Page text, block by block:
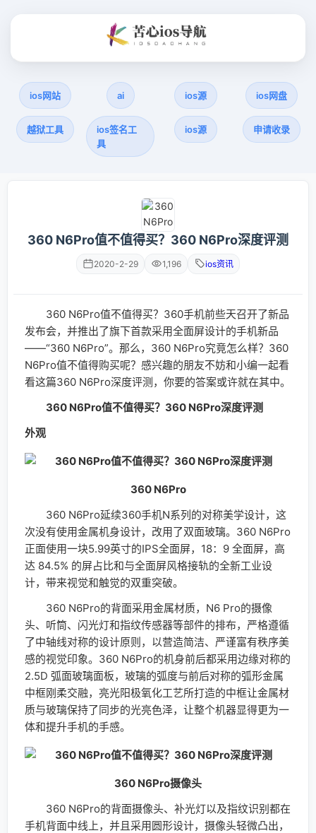
ios网站 ai ios源 ios网盘
越狱工具
ios签名工
具
ios源 申请收录
360 N6Pro值不值得买？360 N6Pro深度评测
2020-2-29 1,196 ios资讯
360 N6Pro值不值得买？360手机前些天召开了新品
发布会，并推出了旗下首款采用全面屏设计的手机新品
——“360 N6Pro”。那么，360 N6Pro究竟怎么样？360
N6Pro值不值得购买呢？感兴趣的朋友不妨和小编一起看
看这篇360 N6Pro深度评测，你要的答案或许就在其中。
360 N6Pro值不值得买？360 N6Pro深度评测
外观
360 N6Pro
360 N6Pro延续360手机N系列的对称美学设计，这
次没有使用金属机身设计，改用了双面玻璃。360 N6Pro
正面使用一块5.99英寸的IPS全面屏，18：9 全面屏，高
达 84.5% 的屏占比和与全面屏风格接轨的全新工业设
计，带来视觉和触觉的双重突破。
360 N6Pro的背面采用金属材质，N6 Pro的摄像
头、听筒、闪光灯和指纹传感器等部件的排布，严格遵循
了中轴线对称的设计原则，以营造简洁、严谨富有秩序美
感的视觉印象。360 N6Pro的机身前后都采用边缘对称的
2.5D 弧面玻璃面板，玻璃的弧度与前后对称的弧形金属
中框刚柔交融，亮光阳极氧化工艺所打造的中框让金属材
质与玻璃保持了同步的光亮色泽，让整个机器显得更为一
体和提升手机的手感。
360 N6Pro摄像头
360 N6Pro的背面摄像头、补光灯以及指纹识别都在
手机背面中线上，并且采用圆形设计，摄像头轻微凸出，